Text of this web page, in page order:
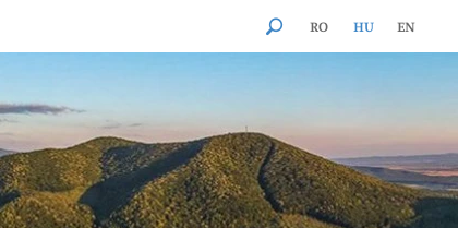
RO HU EN